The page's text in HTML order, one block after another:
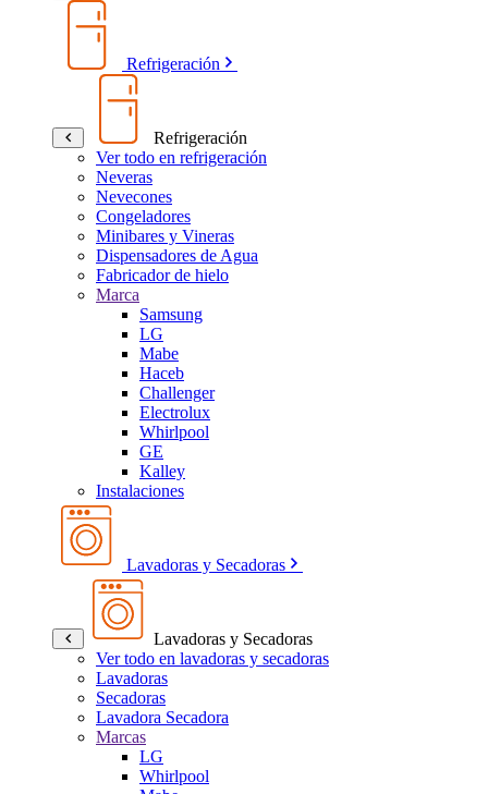
Refrigeración
Refrigeración
Ver todo en refrigeración
Neveras
Nevecones
Congeladores
Minibares y Vineras
Dispensadores de Agua
Fabricador de hielo
Marca
Samsung
LG
Mabe
Haceb
Challenger
Electrolux
Whirlpool
GE
Kalley
Instalaciones
Lavadoras y Secadoras
Lavadoras y Secadoras
Ver todo en lavadoras y secadoras
Lavadoras
Secadoras
Lavadora Secadora
Marcas
LG
Whirlpool